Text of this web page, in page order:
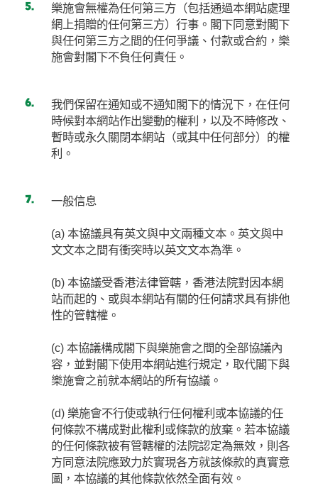
樂施會無權為任何第三方（包括通過本網站處理
網上捐贈的任何第三方）行事。閣下同意對閣下
與任何第三方之間的任何爭議、付款或合約，樂
施會對閣下不負任何責任。
我們保留在通知或不通知閣下的情況下，在任何
時候對本網站作出變動的權利，以及不時修改、
暫時或永久關閉本網站（或其中任何部分）的權
利。
一般信息
(a) 本協議具有英文與中文兩種文本。英文與中
文文本之間有衝突時以英文文本為準。
(b) 本協議受香港法律管轄，香港法院對因本網
站而起的、或與本網站有關的任何請求具有排他
性的管轄權。
(c) 本協議構成閣下與樂施會之間的全部協議內
容，並對閣下使用本網站進行規定，取代閣下與
樂施會之前就本網站的所有協議。
(d) 樂施會不行使或執行任何權利或本協議的任
何條款不構成對此權利或條款的放棄。若本協議
的任何條款被有管轄權的法院認定為無效，則各
方同意法院應致力於實現各方就該條款的真實意
圖，本協議的其他條款依然全面有效。